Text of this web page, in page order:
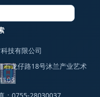
技有限公司
石龙仔路18号沐兰产业艺术